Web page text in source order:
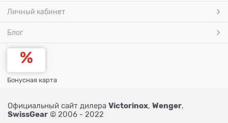
Личный кабинет
Блог
Бонусная карта
Официальный сайт дилера Victorinox, Wenger,
SwissGear © 2006 - 2022